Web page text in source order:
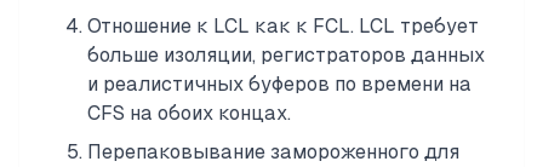
Отношение к LCL как к FCL. LCL требует
больше изоляции, регистраторов данных
и реалистичных буферов по времени на
CFS на обоих концах.
Перепаковывание замороженного для